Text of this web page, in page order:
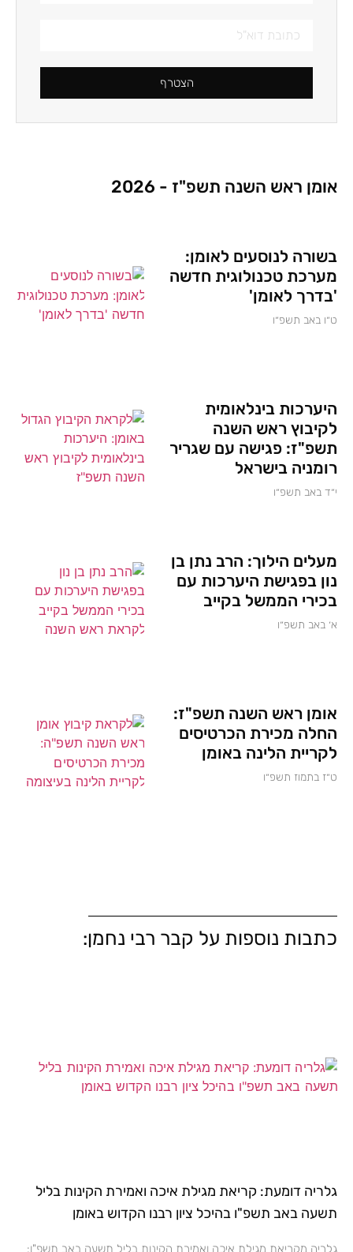
הצטרף
אומן ראש השנה תשפ"ז - 2026
בשורה לנוסעים לאומן:
מערכת טכנולוגית חדשה
'בדרך לאומן'
ט״ו באב תשפ״ו
היערכות בינלאומית
לקיבוץ ראש השנה
תשפ"ז: פגישה עם שגריר
רומניה בישראל
י״ד באב תשפ״ו
מעלים הילוך: הרב נתן בן
נון בפגישת היערכות עם
בכירי הממשל בקייב
א׳ באב תשפ״ו
אומן ראש השנה תשפ"ז:
החלה מכירת הכרטיסים
לקריית הלינה באומן
ט״ז בתמוז תשפ״ו
כתבות נוספות על קבר רבי נחמן:
גלריה דומעת: קריאת מגילת איכה ואמירת הקינות בליל
תשעה באב תשפ"ו בהיכל ציון רבנו הקדוש באומן
גלריה מקריאת מגילת איכה ואמירת הקינות בליל תשעה באב תשפ"ו: